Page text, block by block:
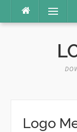
o
Menu
Logo